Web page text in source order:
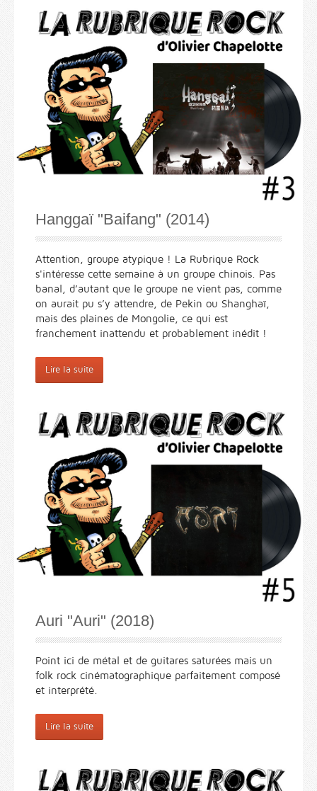
Hanggaï "Baifang" (2014)
Attention, groupe atypique ! La Rubrique Rock
s'intéresse cette semaine à un groupe chinois. Pas
banal, d’autant que le groupe ne vient pas, comme
on aurait pu s’y attendre, de Pekin ou Shanghaï,
mais des plaines de Mongolie, ce qui est
franchement inattendu et probablement inédit !
Lire la suite
Auri "Auri" (2018)
Point ici de métal et de guitares saturées mais un
folk rock cinématographique parfaitement composé
et interprété.
Lire la suite